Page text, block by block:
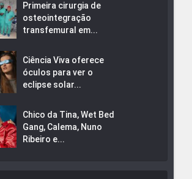
Primeira cirurgia de
osteointegração
transfemural em...
Ciência Viva oferece
óculos para ver o
eclipse solar...
Chico da Tina, Wet Bed
Gang, Calema, Nuno
Ribeiro e...